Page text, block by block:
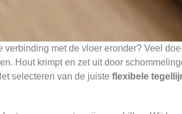
met de vloer eronder? Veel
Hout krimpt en zet uit door
selecteren van de juiste flexibele